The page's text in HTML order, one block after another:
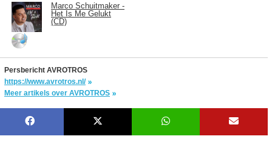
Marco Schuitmaker -
Het Is Me Gelukt
(CD)
Persbericht AVROTROS
https://www.avrotros.nl/
Meer artikels over AVROTROS